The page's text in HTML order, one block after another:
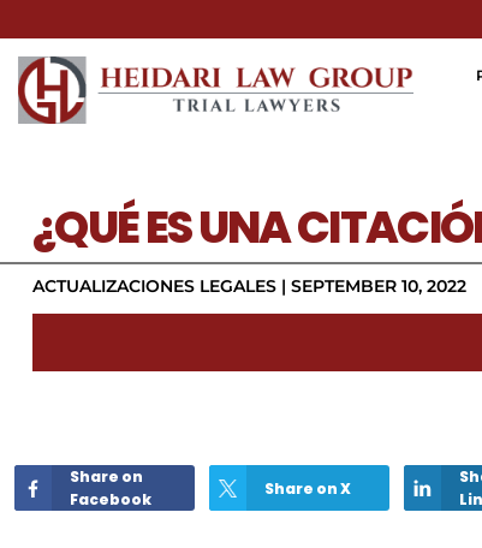
¿QUÉ ES UNA
ACTUALIZACIONES LEGALES| SEPTEMBER 10, 2022
Share on
Facebook
Share on X